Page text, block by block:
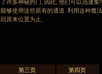
许多神秘的门, 因此, 他们可以迅速
够使用这些原有的通道. 利用这种魔
原来位置为止.
第三页
第四页